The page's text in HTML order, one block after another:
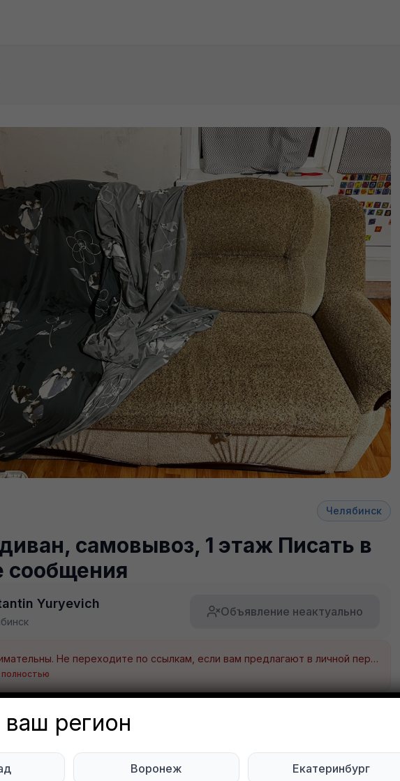
Челябинск
самовывоз, 1 этаж Писать в
сообщения
Yuryevich
Объявление неактуально
Будьте внимательны. Не переходите по ссылкам, если вам предлагают в личной переписке с дарителем оплаты доставки, брони, предоплаты или установки стороннего приложения, удалите переписку и заблокируйте пользователя. Обо всех таких постах сообщайте
сообщения
на нас в социальных сетях:
регион
Воронеж Екатеринбург